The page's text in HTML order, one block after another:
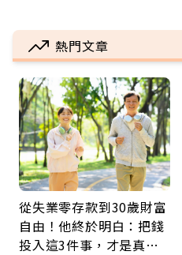
熱門文章
從失業零存款到30歲財富
自由！他終於明白：把錢
投入這3件事，才是真正